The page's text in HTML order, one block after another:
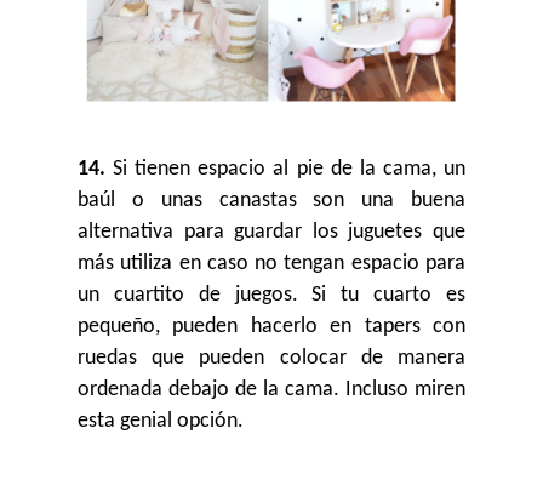
14. Si tienen espacio al pie de la cama, un
baúl o unas canastas son una buena
alternativa para guardar los juguetes que
más utiliza en caso no tengan espacio para
un cuartito de juegos. Si tu cuarto es
pequeño, pueden hacerlo en tapers con
ruedas que pueden colocar de manera
ordenada debajo de la cama. Incluso miren
esta genial opción.